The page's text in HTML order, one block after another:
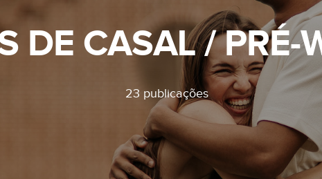
DE CASAL / PRÉ-
23 publicações